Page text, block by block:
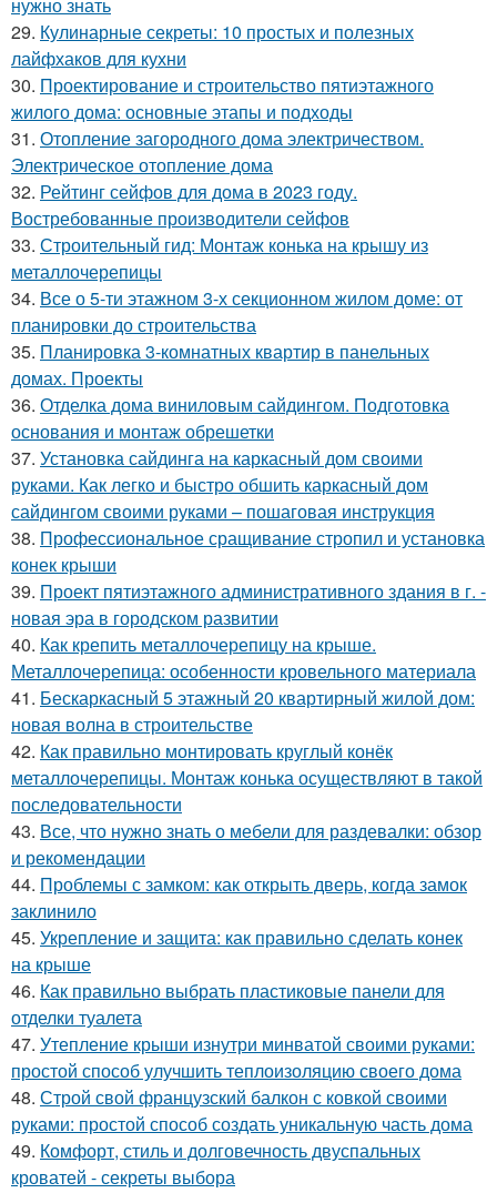
29. Кулинарные секреты: 10 простых и полезных
лайфхаков для кухни
30. Проектирование и строительство пятиэтажного
жилого дома: основные этапы и подходы
31. Отопление загородного дома электричеством.
Электрическое отопление дома
32. Рейтинг сейфов для дома в 2023 году.
Востребованные производители сейфов
33. Строительный гид: Монтаж конька на крышу из
металлочерепицы
34. Все о 5-ти этажном 3-х секционном жилом доме: от
планировки до строительства
35. Планировка 3-комнатных квартир в панельных
домах. Проекты
36. Отделка дома виниловым сайдингом. Подготовка
основания и монтаж обрешетки
37. Установка сайдинга на каркасный дом своими
руками. Как легко и быстро обшить каркасный дом
сайдингом своими руками – пошаговая инструкция
38. Профессиональное сращивание стропил и установка
конек крыши
39. Проект пятиэтажного административного здания в г. -
новая эра в городском развитии
40. Как крепить металлочерепицу на крыше.
Металлочерепица: особенности кровельного материала
41. Бескаркасный 5 этажный 20 квартирный жилой дом:
новая волна в строительстве
42. Как правильно монтировать круглый конёк
металлочерепицы. Монтаж конька осуществляют в такой
последовательности
43. Все, что нужно знать о мебели для раздевалки: обзор
и рекомендации
44. Проблемы с замком: как открыть дверь, когда замок
заклинило
45. Укрепление и защита: как правильно сделать конек
на крыше
46. Как правильно выбрать пластиковые панели для
отделки туалета
47. Утепление крыши изнутри минватой своими руками:
простой способ улучшить теплоизоляцию своего дома
48. Строй свой французский балкон с ковкой своими
руками: простой способ создать уникальную часть дома
49. Комфорт, стиль и долговечность двуспальных
кроватей - секреты выбора